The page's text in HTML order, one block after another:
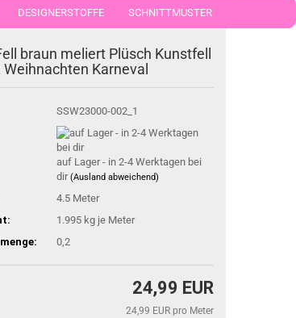
DESIGNERSTOFFE SCHNITTMUSTER
braun meliert Plüsch Kunstfell
Karneval
SSW23000-002_1
auf Lager - in 2-4 Werktagen bei
dir(Ausland abweichend)
4.5 Meter
1.995 kg je Meter
0,2
24,99 EUR
24,99 EUR pro Meter